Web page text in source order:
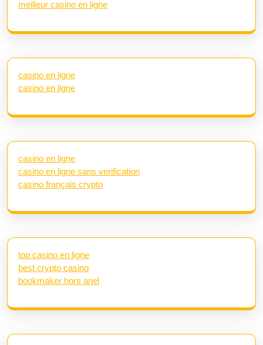
meilleur casino en ligne
casino en ligne
casino en ligne
casino en ligne
casino en ligne sans verification
casino français crypto
top casino en ligne
best crypto casino
bookmaker hors arjel